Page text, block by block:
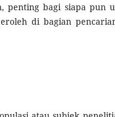
penting bagi siapa pun
di bagian